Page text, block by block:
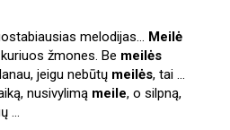
melodijas… Meilė
žmones. Be meilės
jeigu nebūtų meilės, tai ...
nusivylimą meile, o silpną,
...